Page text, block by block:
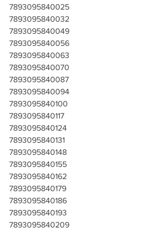
7893095840025
7893095840032
7893095840049
7893095840056
7893095840063
7893095840070
7893095840087
7893095840094
7893095840100
7893095840117
7893095840124
7893095840131
7893095840148
7893095840155
7893095840162
7893095840179
7893095840186
7893095840193
7893095840209